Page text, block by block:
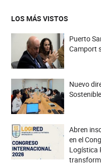
LOS MÁS VISTOS
Puerto
Camport
Nuevo
Sostenible
Abren
en el
Logística